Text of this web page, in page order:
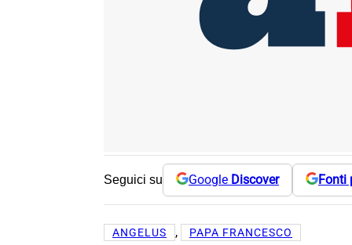
Seguici su Google Discover Fonti
ANGELUS , PAPA FRANCESCO